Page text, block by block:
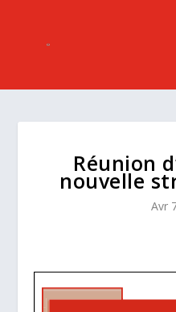
Réunion
nouvelle
Avr